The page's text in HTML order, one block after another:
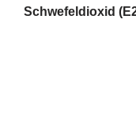
Schwefeldioxid